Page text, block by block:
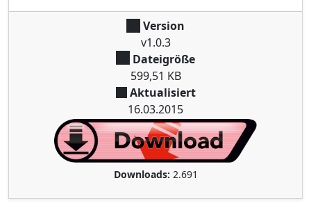
Version
v1.0.3
Dateigröße
599,51 KB
Aktualisiert
16.03.2015
Downloads: 2.691